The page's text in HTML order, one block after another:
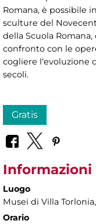
Romana, è possibile
sculture del
della Scuola
confronto con le
cogliere l‘evoluzione
secoli.
Gratis
Informazioni
Luogo
Musei di Villa Torlonia
Orario